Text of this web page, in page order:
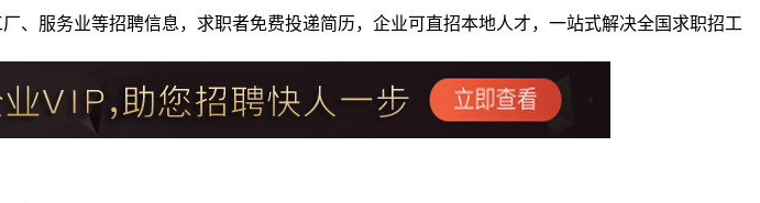
、服务业等招聘信息，求职者免费投递简历，企业可直招本地人才，一站式解决全国求职招工